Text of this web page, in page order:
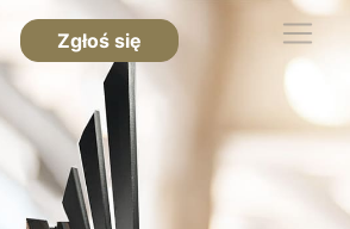
Zgłoś się